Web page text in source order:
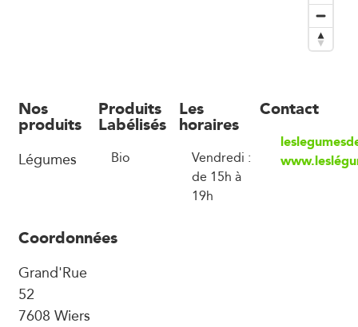
Nos
produits
Légumes
Produits
Labélisés
Bio
Les
horaires
Vendredi :
de 15h à
19h
Contact
Coordonnées
Grand'Rue
52
7608 Wiers